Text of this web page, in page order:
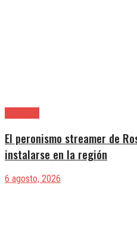
El peronismo streamer de
instalarse en la región
6 agosto, 2026